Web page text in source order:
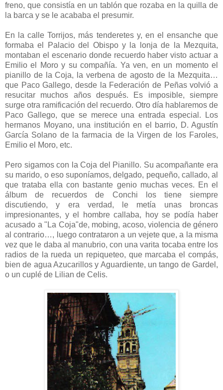
freno, que consistía en un tablón que rozaba en la quilla de
la barca y se le acababa el presumir.
En la calle Torrijos, más tenderetes y, en el ensanche que
formaba el Palacio del Obispo y la lonja de la Mezquita,
montaban el escenario donde recuerdo haber visto actuar a
Emilio el Moro y su compañía. Ya ven, en un momento el
pianillo de la Coja, la verbena de agosto de la Mezquita…
que Paco Gallego, desde la Federación de Peñas volvió a
resucitar muchos años después. Es imposible, siempre
surge otra ramificación del recuerdo. Otro día hablaremos de
Paco Gallego, que se merece una entrada especial. Los
hermanos Moyano, una institución en el barrio, D. Agustín
García Solano de la farmacia de la Virgen de los Faroles,
Emilio el Moro, etc.
Pero sigamos con la Coja del Pianillo. Su acompañante era
su marido, o eso suponíamos, delgado, pequeño, callado, al
que trataba ella con bastante genio muchas veces. En el
álbum de recuerdos de Conchi los tiene siempre
discutiendo, y era verdad, le metía unas broncas
impresionantes, y el hombre callaba, hoy se podía haber
acusado a "La Coja"de, mobing, acoso, violencia de género
al contrario…, luego contrataron a un vejete que, a la misma
vez que le daba al manubrio, con una varita tocaba entre los
radios de la rueda un repiqueteo, que marcaba el compás,
bien de agua Azucarillos y Aguardiente, un tango de Gardel,
o un cuplé de Lilian de Celis.